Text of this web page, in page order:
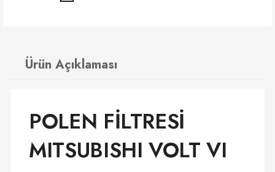
Ürün Açıklaması
POLEN FİLTRESİ
MITSUBISHI VOLT VI